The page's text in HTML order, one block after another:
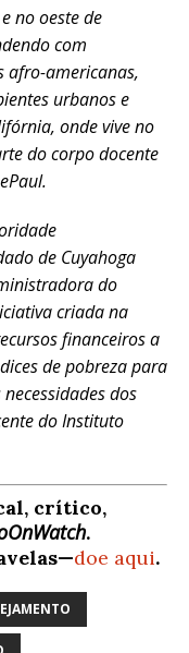
no oeste de
com
afro-americanas,
urbanos e
onde vive no
do corpo docente
de Cuyahoga
do
criada na
financeiros a
de pobreza para
dos
do Instituto
crítico,
.
doe aqui.